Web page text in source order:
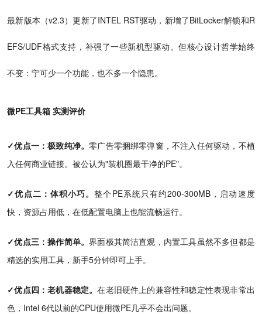
最新版本（v2.3）更新了INTEL RST驱动，新增了BitLocker解锁和R
EFS/UDF格式支持，补强了一些新机型驱动。但核心设计哲学始终
不变：宁可少一个功能，也不多一个隐患。
微PE工具箱 实测评价
✓优点一：极致纯净。零广告零捆绑零弹窗，不注入任何驱动，不植
入任何商业链接。被公认为"装机圈最干净的PE"。
✓优点二：体积小巧。整个PE系统只有约200-300MB，启动速度
快，资源占用低，在低配置电脑上也能流畅运行。
✓优点三：操作简单。界面极其简洁直观，内置工具虽然不多但都是
精选的实用工具，新手5分钟即可上手。
✓优点四：老机器稳定。在老旧硬件上的兼容性和稳定性表现非常出
色，Intel 6代以前的CPU使用微PE几乎不会出问题。